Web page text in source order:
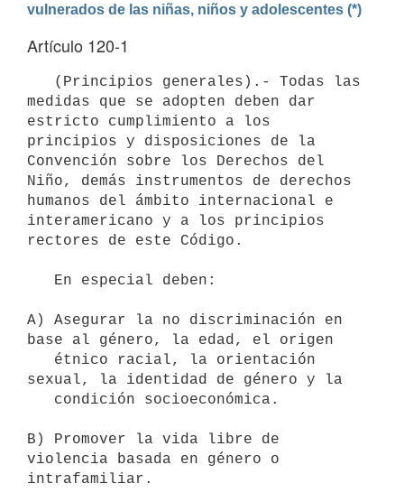
vulnerados de las niñas, niños y adolescentes (*)
Artículo 120-1
medidas que se adopten deben dar
estricto cumplimiento a los
principios y disposiciones de la
Convención sobre los Derechos del
Niño, demás instrumentos de derechos
humanos del ámbito internacional e
interamericano y a los principios
rectores de este Código.
A) Asegurar la no discriminación en
base al género, la edad, el origen
sexual, la identidad de género y la
B) Promover la vida libre de
violencia basada en género o
intrafamiliar.